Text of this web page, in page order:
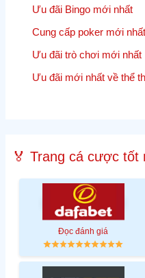
Ưu đãi Bingo mới nhất
Cung cấp poker mới nhất
Ưu đãi trò chơi mới nhất
Ưu đãi mới nhất về thể
🏅 Trang cá cược tốt
Đọc đánh giá